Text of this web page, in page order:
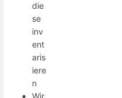
die
se
inv
ent
aris
iere
n
Wir